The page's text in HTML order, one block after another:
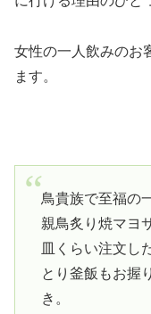
女性の一人飲みのお
ます。
鳥貴族で至福の
親鳥炙り焼マヨ
皿くらい注文し
とり釜飯もお握
き。